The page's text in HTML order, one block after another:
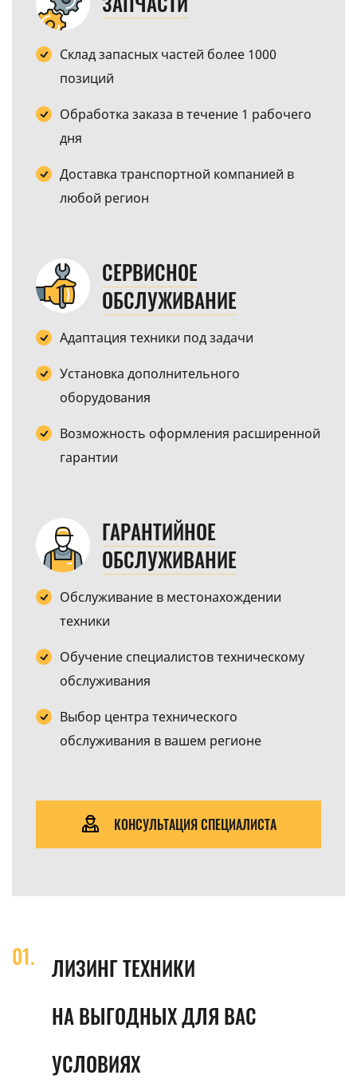
Склад запасных частей более 1000
позиций
Обработка заказа в течение 1 рабочего
дня
Доставка транспортной компанией в
любой регион
СЕРВИСНОЕ
ОБСЛУЖИВАНИЕ
Адаптация техники под задачи
Установка дополнительного
оборудования
Возможность оформления расширенной
гарантии
ГАРАНТИЙНОЕ
ОБСЛУЖИВАНИЕ
Обслуживание в местонахождении
техники
Обучение специалистов техническому
обслуживания
Выбор центра технического
обслуживания в вашем регионе
КОНСУЛЬТАЦИЯ СПЕЦИАЛИСТА
ЛИЗИНГ ТЕХНИКИ
НА ВЫГОДНЫХ ДЛЯ ВАС
УСЛОВИЯХ